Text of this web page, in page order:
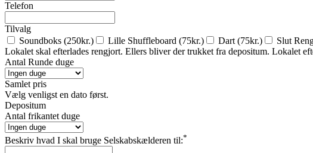
Telefon
Tilvalg
Soundboks (250kr.)
Lille Shuffleboard (75kr.) Dart (75kr.)
Slut
Lokalet skal efterlades rengjort. Ellers bliver der trukket fra depositum. Lokalet
Antal Runde duge
Samlet pris
Vælg venligst en dato først.
Depositum
Antal frikantet duge
Beskriv hvad I skal bruge Selskabskælderen til:*